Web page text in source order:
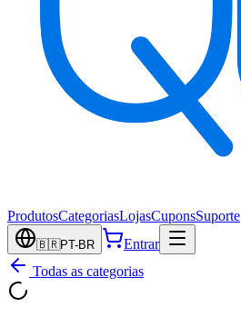
ProdutosCategoriasLojasCuponsSuporte
🇧🇷PT-BR
Entrar
Todas as categorias